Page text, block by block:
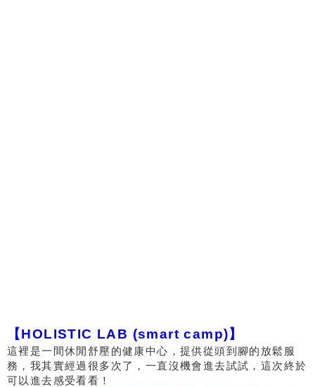
【HOLISTIC LAB (smart camp)】
這裡是一間休閒舒壓的健康中心，提供從頭到腳的放鬆服
務，我其實經過很多次了，一直沒機會進去試試，這次終於
可以進去感受看看！